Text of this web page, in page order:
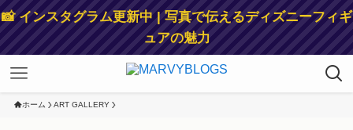
📸 インスタグラム更新中 | 写真で伝えるディズニーフィギ
ュアの魅力
ホーム ART GALLERY